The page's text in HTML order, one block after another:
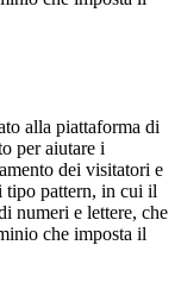
alla piattaforma di
per aiutare i
dei visitatori e
tipo pattern, in cui il
numeri e lettere, che
che imposta il